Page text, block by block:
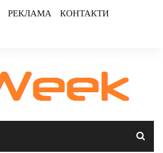
РЕКЛАМА КОНТАКТИ